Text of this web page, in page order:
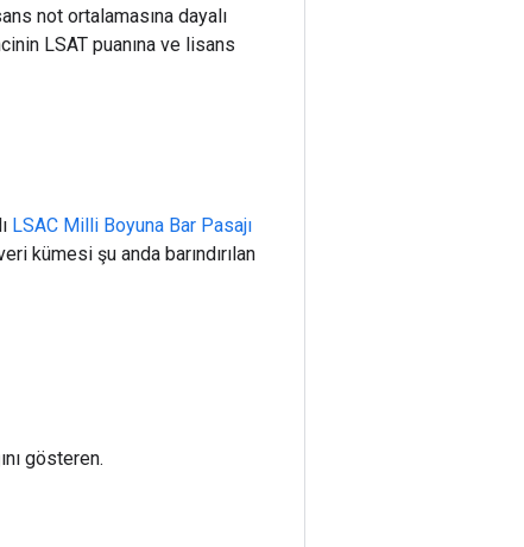
not ortalamasına dayalı
LSAT puanına ve lisans
LSAC Milli Boyuna Bar Pasajı
kümesi şu anda barındırılan
gösteren.